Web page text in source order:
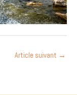
Article suivant →